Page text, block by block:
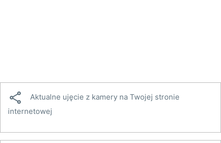

Aktualne ujęcie z kamery na Twojej stronie
internetowej